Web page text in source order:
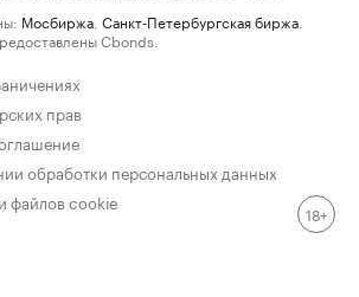
Мосбиржа Санкт-Петербургская биржа
Cbonds.
прав
обработки персональных данных
файлов cookie
18+